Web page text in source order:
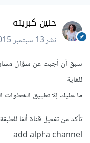
حنين كبريته
نشر13 سبتمبر 2015
سبق أن أجبت عن سؤال
للغاية
ما عليك إلا تطبيق الخطوات
add alpha channel